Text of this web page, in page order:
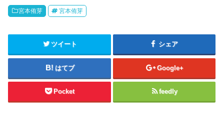
宮本侑芽 宮本侑芽
ツイート シェア
はてブ Google+
Pocket feedly